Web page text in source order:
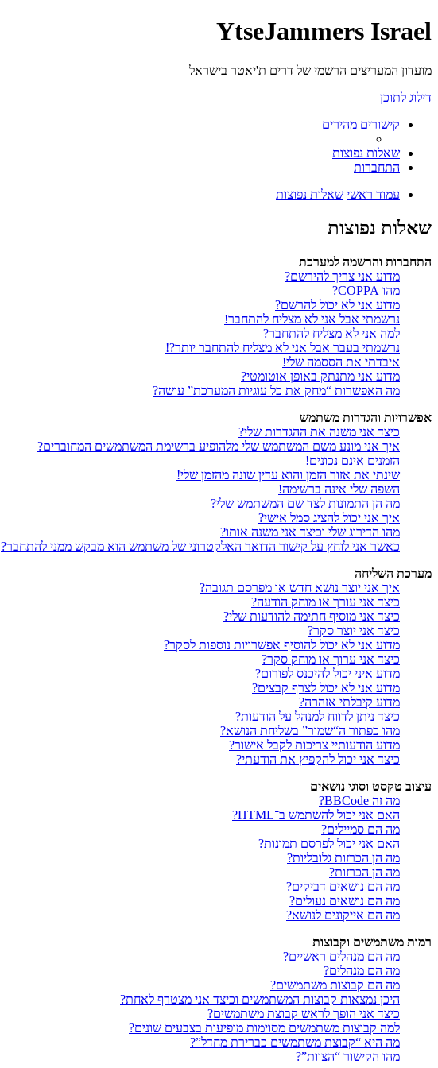
YtseJammers Israel
מועדון המעריצים הרשמי של דרים ת'יאטר בישראל
דילוג לתוכן
קישורים מהירים
שאלות נפוצות
התחברות
עמוד ראשי שאלות נפוצות
שאלות נפוצות
התחברות והרשמה למערכת
מדוע אני צריך להירשם?
מהו COPPA?
מדוע אני לא יכול להרשם?
נרשמתי אבל אני לא מצליח להתחבר!
למה אני לא מצליח להתחבר?
נרשמתי בעבר אבל אני לא מצליח להתחבר יותר?!
איבדתי את הססמה שלי!
מדוע אני מתנתק באופן אוטומטי?
מה האפשרות “מחק את כל עוגיות המערכת” עושה?
אפשרויות והגדרות משתמש
כיצד אני משנה את ההגדרות שלי?
איך אני מונע משם המשתמש שלי מלהופיע ברשימת המשתמשים המחוברים?
הזמנים אינם נכונים!
שינתי את אזור הזמן והוא עדין שונה מהזמן שלי!
השפה שלי אינה ברשימה!
מה הן התמונות לצד שם המשתמש שלי?
איך אני יכול להציג סמל אישי?
מהו הדירוג שלי וכיצד אני משנה אותו?
כאשר אני לוחץ על קישור הדואר האלקטרוני של משתמש הוא מבקש ממני להתחבר?
מערכת השליחה
איך אני יוצר נושא חדש או מפרסם תגובה?
כיצד אני עורך או מוחק הודעה?
כיצד אני מוסיף חתימה להודעות שלי?
כיצד אני יוצר סקר?
מדוע אני לא יכול להוסיף אפשרויות נוספות לסקר?
כיצד אני ערוך או מוחק סקר?
מדוע איני יכול להיכנס לפורום?
מדוע אני לא יכול לצרף קבצים?
מדוע קיבלתי אזהרה?
כיצד ניתן לדווח למנהל על הודעות?
מהו כפתור ה“שמור” בשליחת הנושא?
מדוע הודעותיי צריכות לקבל אישור?
כיצד אני יכול להקפיץ את הודעתי?
עיצוב טקסט וסוגי נושאים
מה זה BBCode?
האם אני יכול להשתמש ב־HTML?
מה הם סמיילים?
האם אני יכול לפרסם תמונות?
מה הן הכרזות גלובליות?
מה הן הכרזות?
מה הם נושאים דביקים?
מה הם נושאים נעולים?
מה הם אייקונים לנושא?
רמות משתמשים וקבוצות
מה הם מנהלים ראשיים?
מה הם מנהלים?
מה הם קבוצות משתמשים?
היכן נמצאות קבוצות המשתמשים וכיצד אני מצטרף לאחת?
כיצד אני הופך לראש קבוצת משתמשים?
למה קבוצות משתמשים מסוימות מופיעות בצבעים שונים?
מה היא “קבוצת משתמשים כברירת מחדל”?
מהו הקישור “הצוות”?